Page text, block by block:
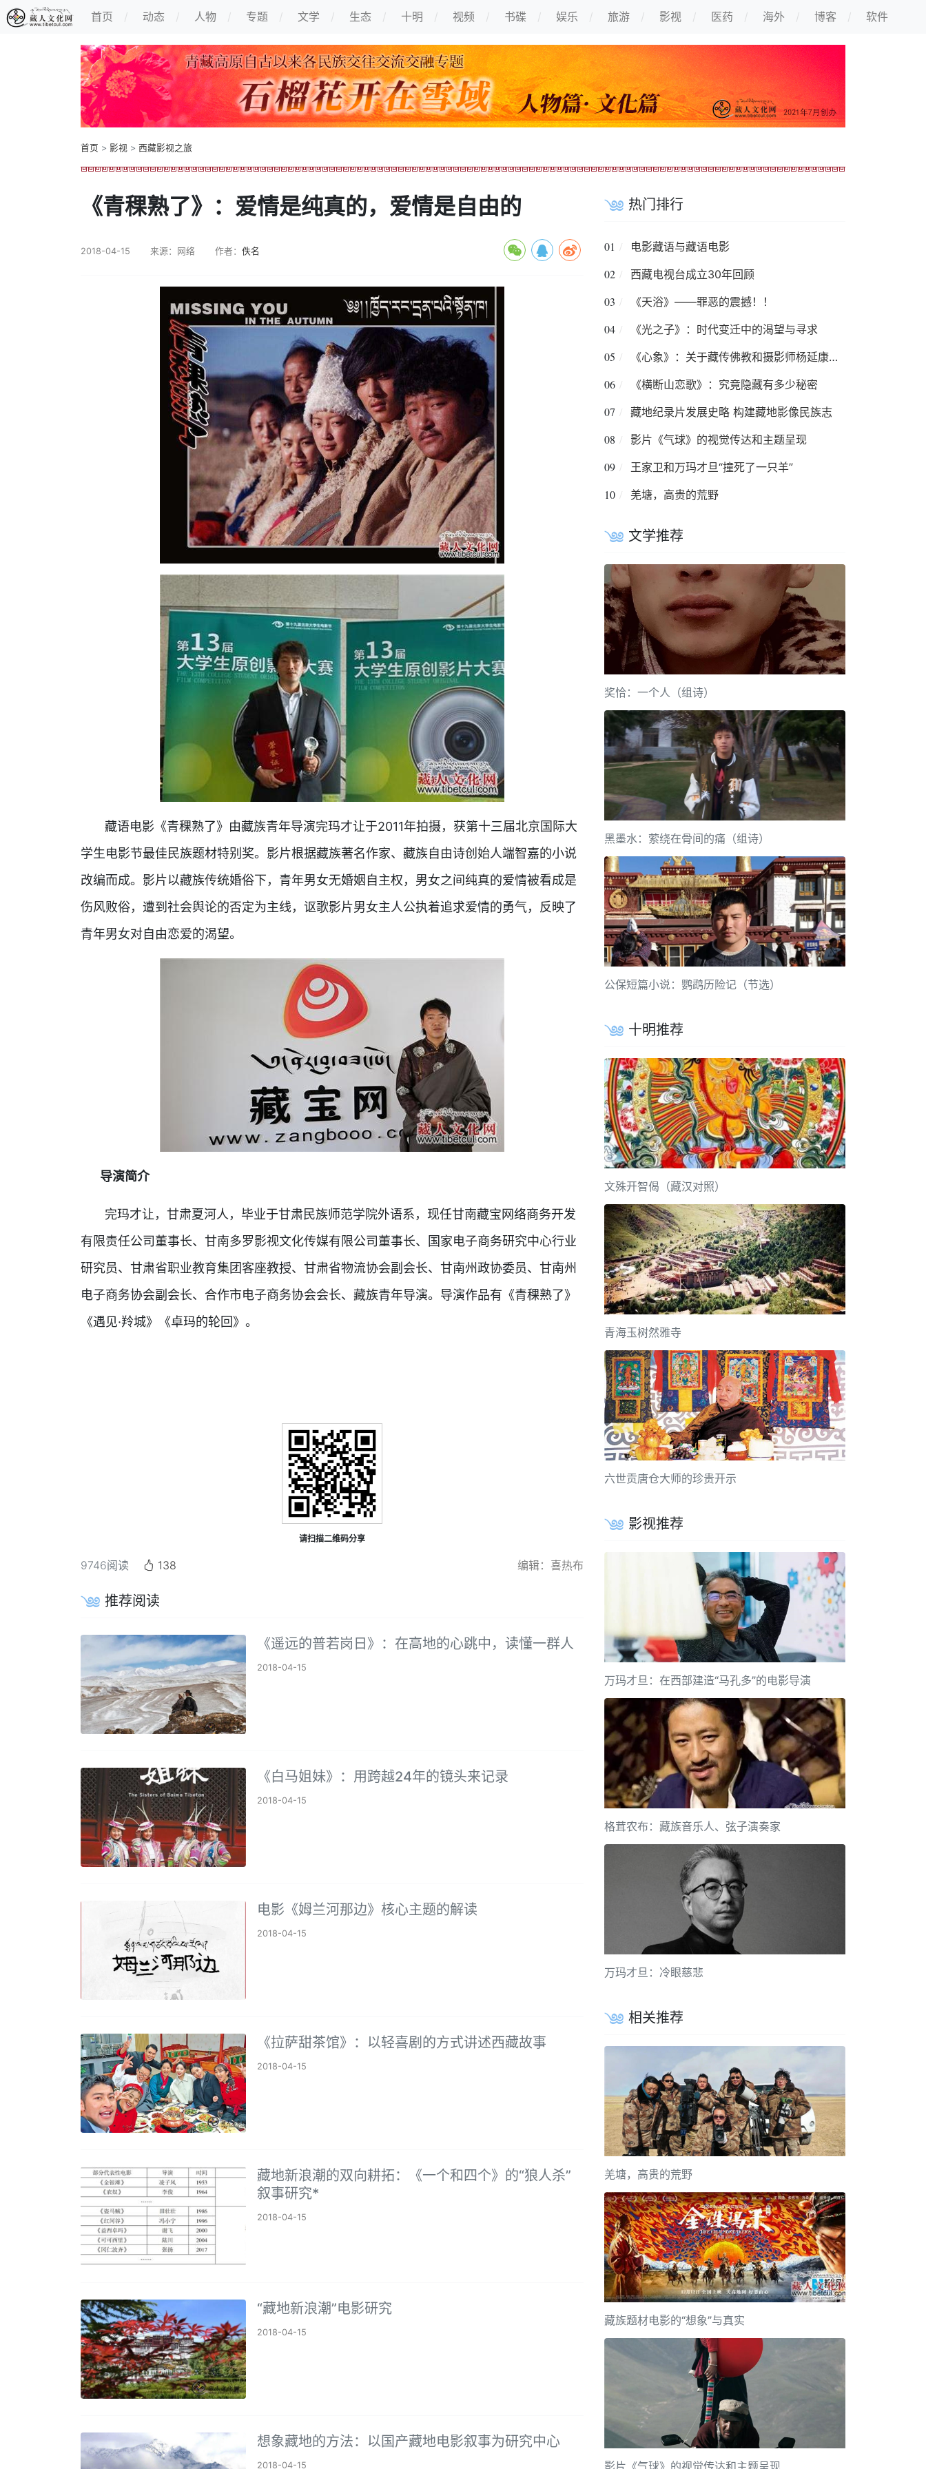
首页 动态 人物 专题 文学 生态 十明 视频 书碟 娱乐 旅游 影视 医药 海外 博客 软件
首页 > 影视 > 西藏影视之旅
《青稞熟了》：爱情是纯真的，爱情是自由的
2018-04-15 来源：网络 作者： 佚名
藏语电影《青稞熟了》由藏族青年导演完玛才让于2011年拍摄，获第十三届北京国际大
学生电影节最佳民族题材特别奖。影片根据藏族著名作家、藏族自由诗创始人端智嘉的小说
改编而成。影片以藏族传统婚俗下，青年男女无婚姻自主权，男女之间纯真的爱情被看成是
伤风败俗，遭到社会舆论的否定为主线，讴歌影片男女主人公执着追求爱情的勇气，反映了
青年男女对自由恋爱的渴望。
导演简介
完玛才让，甘肃夏河人，毕业于甘肃民族师范学院外语系，现任甘南藏宝网络商务开发
有限责任公司董事长、甘南多罗影视文化传媒有限公司董事长、国家电子商务研究中心行业
研究员、甘肃省职业教育集团客座教授、甘肃省物流协会副会长、甘南州政协委员、甘南州
电子商务协会副会长、合作市电子商务协会会长、藏族青年导演。导演作品有《青稞熟了》
《遇见·羚城》《卓玛的轮回》。
请扫描二维码分享
9746阅读 138 编辑：喜热布
推荐阅读
《遥远的普若岗日》：在高地的心跳中，读懂一群人
2018-04-15
《白马姐妹》：用跨越24年的镜头来记录
2018-04-15
电影《姆兰河那边》核心主题的解读
2018-04-15
《拉萨甜茶馆》：以轻喜剧的方式讲述西藏故事
2018-04-15
藏地新浪潮的双向耕拓：《一个和四个》的“狼人杀”
叙事研究*
2018-04-15
“藏地新浪潮”电影研究
2018-04-15
想象藏地的方法：以国产藏地电影叙事为研究中心
2018-04-15
热门排行
01 电影藏语与藏语电影
02 西藏电视台成立30年回顾
03 《天浴》——罪恶的震撼！！
04 《光之子》：时代变迁中的渴望与寻求
05 《心象》：关于藏传佛教和摄影师杨延康的记录影像
06 《横断山恋歌》：究竟隐藏有多少秘密
07 藏地纪录片发展史略 构建藏地影像民族志
08 影片《气球》的视觉传达和主题呈现
09 王家卫和万玛才旦“撞死了一只羊”
10 羌塘，高贵的荒野
文学推荐
奖恰：一个人（组诗）
黑墨水：萦绕在骨间的痛（组诗）
公保短篇小说：鹦鹉历险记（节选）
十明推荐
文殊开智偈（藏汉对照）
青海玉树然雅寺
六世贡唐仓大师的珍贵开示
影视推荐
万玛才旦：在西部建造“马孔多”的电影导演
格茸农布：藏族音乐人、弦子演奏家
万玛才旦：冷眼慈悲
相关推荐
羌塘，高贵的荒野
藏族题材电影的“想象”与真实
影片《气球》的视觉传达和主题呈现